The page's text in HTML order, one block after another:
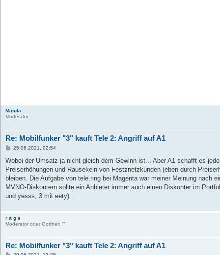
Matula
Moderator
Re: Mobilfunker "3" kauft Tele 2: Angriff auf A1
B
i
r
a
25.06.2021, 02:54
Wobei der Umsatz ja nicht gleich dem Gewinn ist... Aber A1 schafft es
Preiserhöhungen und Rausekeln von Festznetzkunden (eben durch
bleiben. Die Aufgabe von tele.ring bei Magenta war meiner Meinung nach
MVNO-Diskontern sollte ein Anbieter immer auch einen Diskonter im
und yesss, 3 mit eety)...
r a g e
Moderator oder Gottheit !?
Re: Mobilfunker "3" kauft Tele 2: Angriff auf A1